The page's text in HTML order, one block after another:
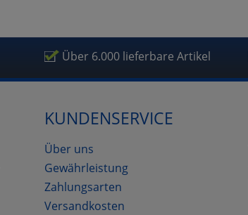
Über 6.000 lieferbare Artikel
KUNDENSERVICE
Über uns
Gewährleistung
Zahlungsarten
Versandkosten
Cookies
Einstellungen speichern